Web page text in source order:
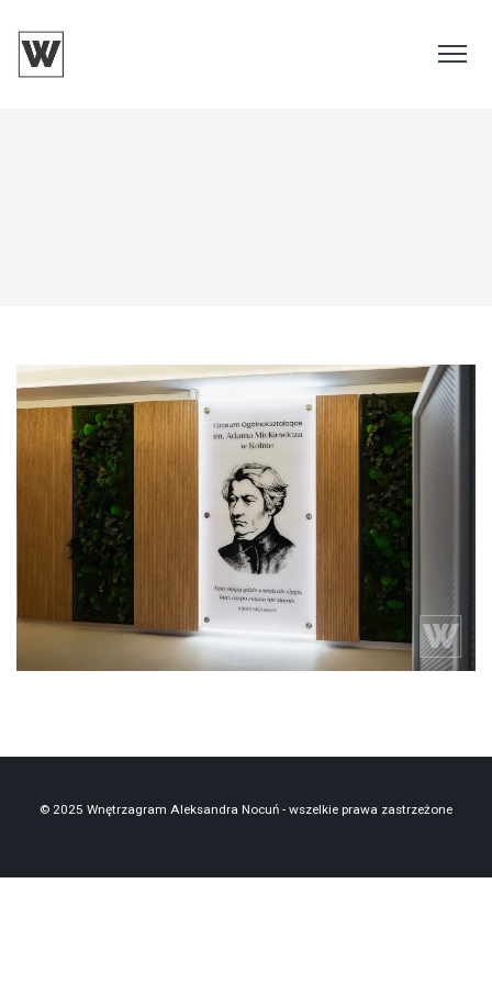
projekt liceum projekt szkoły
roślinność stabilizowana
sztuczne rośliny
© 2025 Wnętrzagram Aleksandra Nocuń - wszelkie prawa zastrzeżone